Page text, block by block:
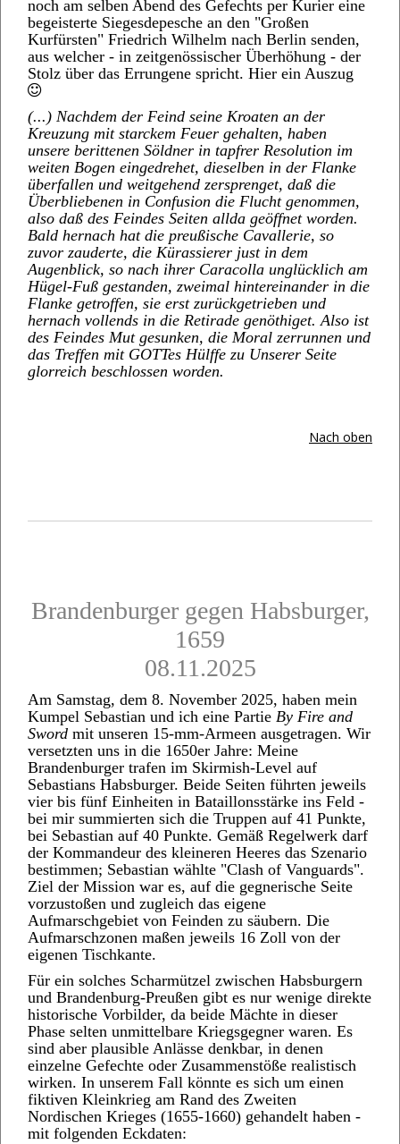
noch am selben Abend des Gefechts per Kurier eine
begeisterte Siegesdepesche an den "Großen
Kurfürsten" Friedrich Wilhelm nach Berlin senden,
aus welcher - in zeitgenössischer Überhöhung - der
Stolz über das Errungene spricht. Hier ein Auszug
(...) Nachdem der Feind seine Kroaten an der
Kreuzung mit starckem Feuer gehalten, haben
unsere berittenen Söldner in tapfrer Resolution im
weiten Bogen eingedrehet, dieselben in der Flanke
überfallen und weitgehend zersprenget, daß die
Überbliebenen in Confusion die Flucht genommen,
also daß des Feindes Seiten allda geöffnet worden.
Bald hernach hat die preußische Cavallerie, so
zuvor zauderte, die Kürassierer just in dem
Augenblick, so nach ihrer Caracolla unglücklich am
Hügel-Fuß gestanden, zweimal hintereinander in die
Flanke getroffen, sie erst zurückgetrieben und
hernach vollends in die Retirade genöthiget. Also ist
des Feindes Mut gesunken, die Moral zerrunnen und
das Treffen mit GOTTes Hülffe zu Unserer Seite
glorreich beschlossen worden.
Nach oben
Brandenburger gegen Habsburger,
1659
08.11.2025
Am Samstag, dem 8. November 2025, haben mein
Kumpel Sebastian und ich eine Partie By Fire and
Sword mit unseren 15‑mm‑Armeen ausgetragen. Wir
versetzten uns in die 1650er Jahre: Meine
Brandenburger trafen im Skirmish‑Level auf
Sebastians Habsburger. Beide Seiten führten jeweils
vier bis fünf Einheiten in Bataillonsstärke ins Feld -
bei mir summierten sich die Truppen auf 41 Punkte,
bei Sebastian auf 40 Punkte. Gemäß Regelwerk darf
der Kommandeur des kleineren Heeres das Szenario
bestimmen; Sebastian wählte "Clash of Vanguards".
Ziel der Mission war es, auf die gegnerische Seite
vorzustoßen und zugleich das eigene
Aufmarschgebiet von Feinden zu säubern. Die
Aufmarschzonen maßen jeweils 16 Zoll von der
eigenen Tischkante.
Für ein solches Scharmützel zwischen Habsburgern
und Brandenburg‑Preußen gibt es nur wenige direkte
historische Vorbilder, da beide Mächte in dieser
Phase selten unmittelbare Kriegsgegner waren. Es
sind aber plausible Anlässe denkbar, in denen
einzelne Gefechte oder Zusammenstöße realistisch
wirken. In unserem Fall könnte es sich um einen
fiktiven Kleinkrieg am Rand des Zweiten
Nordischen Krieges (1655-1660) gehandelt haben -
mit folgenden Eckdaten: